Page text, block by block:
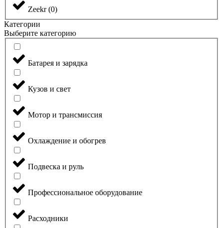
Zeekr (0)
Категории
Выберите категорию
Батарея и зарядка
Кузов и свет
Мотор и трансмиссия
Охлаждение и обогрев
Подвеска и руль
Профессиональное оборудование
Расходники